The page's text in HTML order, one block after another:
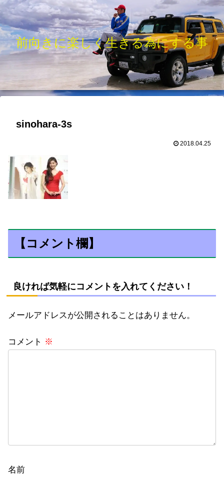
前向きに楽しく生きる為にする事
sinohara-3s
2018.04.25
【コメント欄】
良ければ気軽にコメントを入れてください！
メールアドレスが公開されることはありません。
コメント ※
名前